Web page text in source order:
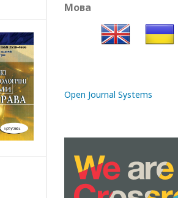
Мова
Open Journal Systems